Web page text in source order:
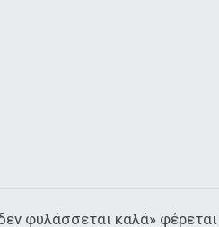
φυλάσσεται καλά»